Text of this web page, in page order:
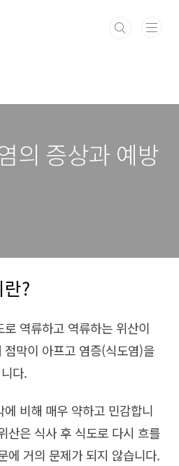
의 증상과 예방
?
역류하고 역류하는 위산이
막이 아프고 염증(식도염)을
다.
비해 매우 약하고 민감합니
산은 식사 후 식도로 다시 흐를
에 거의 문제가 되지 않습니다.